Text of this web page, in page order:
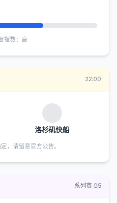
指数：高
22:00
洛杉矶快船
，请留意官方公告。
系列赛 G5